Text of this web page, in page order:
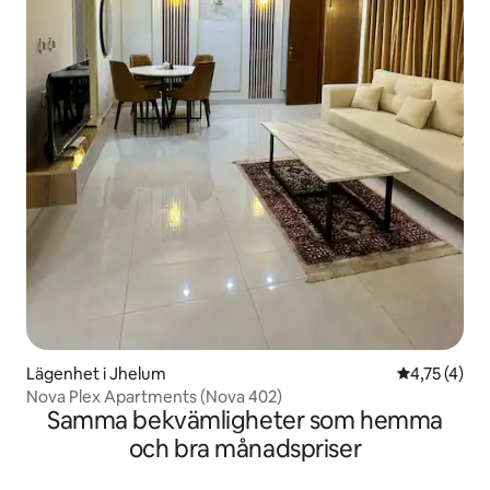
Lägenhet i Jhelum 4,75 av 5 i
4,75 (4)
Nova Plex Apartments (Nova 402)
Samma bekvämligheter som hemma
och bra månadspriser